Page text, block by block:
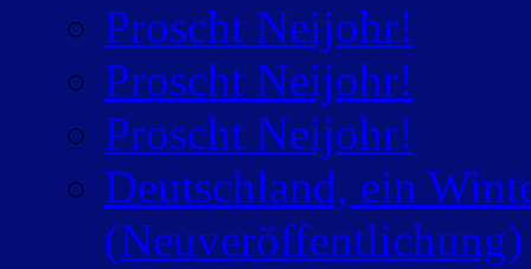
Proscht Neijohr!
Proscht Neijohr!
Proscht Neijohr!
Deutschland, ein
(Neuveröffentlichung)